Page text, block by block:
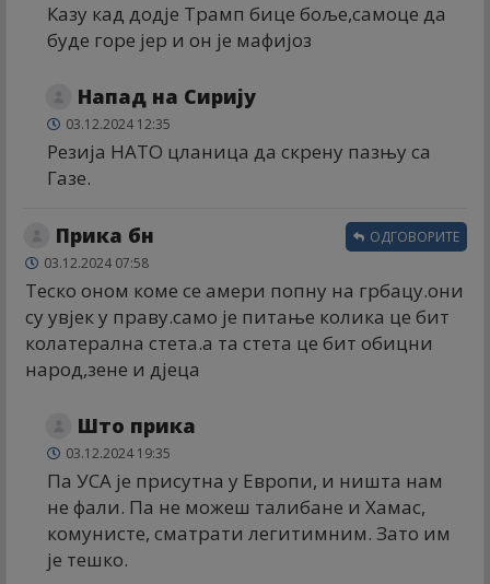
Казу кад додје Трамп бице боље,самоце да
буде горе јер и он је мафијоз
Напад на Сирију
03.12.2024 12:35
Резија НАТО цланица да скрену пазњу са
Газе.
Прика бн
03.12.2024 07:58
Теско оном коме се амери попну на грбацу.они
су увјек у праву.само је питање колика це бит
колатерална стета.а та стета це бит обицни
народ,зене и дјеца
ОДГОВОРИТЕ
Што прика
03.12.2024 19:35
Па УСА је присутна у Европи, и ништа нам
не фали. Па не можеш талибане и Хамас,
комунисте, сматрати легитимним. Зато им
је тешко.